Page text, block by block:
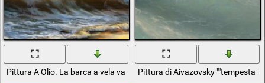
Pittura A Olio. La barca a vela va in marePittura di Aivazovsky ""tempesta